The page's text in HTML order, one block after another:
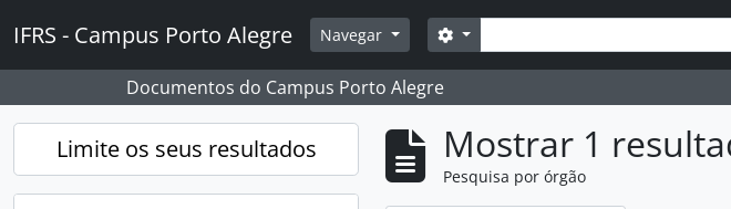
IFRS - Campus Porto Alegre Navegar Pesquisar
Opções de busca
Documentos do Campus Porto Alegre
Limite os seus resultados Mostrar 1
Pesquisa por órgão